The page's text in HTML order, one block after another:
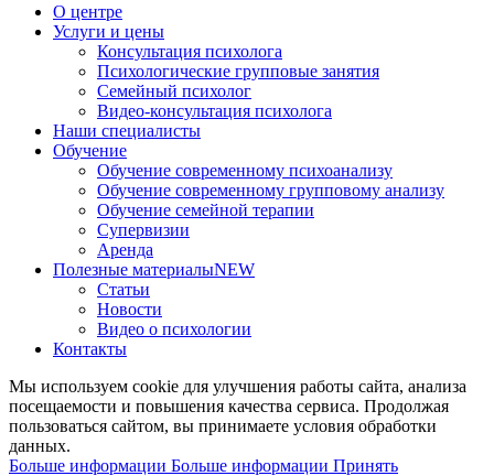
О центре
Услуги и цены
Консультация психолога
Психологические групповые занятия
Семейный психолог
Видео-консультация психолога
Наши специалисты
Обучение
Обучение современному психоанализу
Обучение современному групповому анализу
Обучение семейной терапии
Супервизии
Аренда
Полезные материалыNEW
Статьи
Новости
Видео о психологии
Контакты
Мы используем cookie для улучшения работы сайта, анализа
посещаемости и повышения качества сервиса. Продолжая
пользоваться сайтом, вы принимаете условия обработки
данных.
Больше информации Больше информации Принять